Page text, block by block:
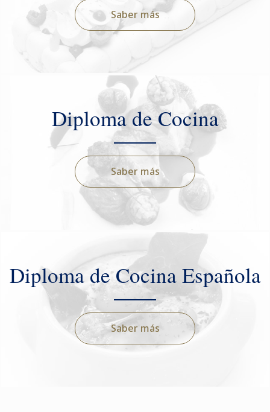
Saber más
Diploma de Cocina
Saber más
Diploma de Cocina Española
Saber más